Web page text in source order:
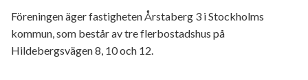
Föreningen äger fastigheten Årstaberg 3 i Stockholms
kommun, som består av tre flerbostadshus på
Hildebergsvägen 8, 10 och 12.